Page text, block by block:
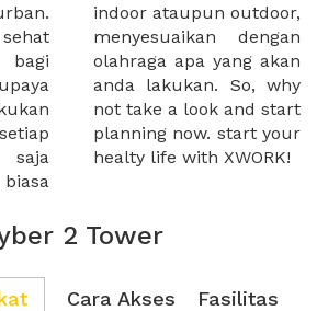
bagi
akan
why
start
your
healty life with XWORK!
2 Tower
Cara Akses Fasilitas